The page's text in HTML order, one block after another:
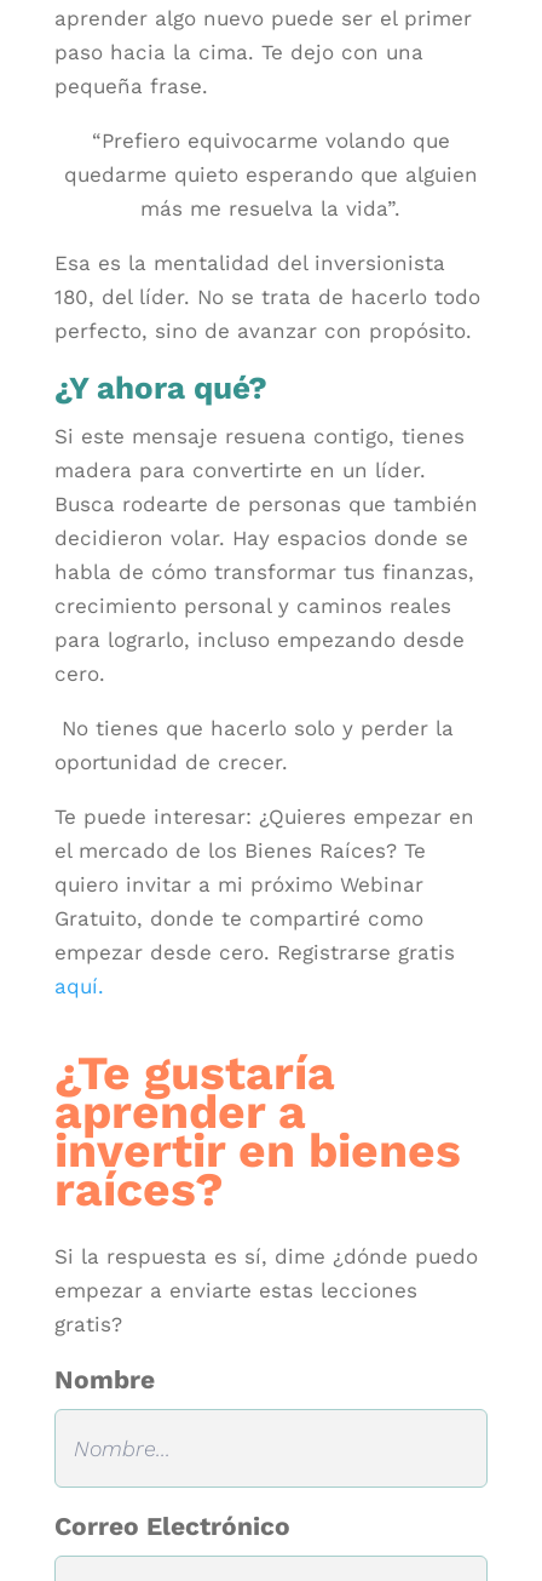
aprender algo nuevo puede ser el primer
paso hacia la cima. Te dejo con una
pequeña frase.
“Prefiero equivocarme volando que
quedarme quieto esperando que alguien
más me resuelva la vida”.
Esa es la mentalidad del inversionista
180, del líder. No se trata de hacerlo todo
perfecto, sino de avanzar con propósito.
¿Y ahora qué?
Si este mensaje resuena contigo, tienes
madera para convertirte en un líder.
Busca rodearte de personas que también
decidieron volar. Hay espacios donde se
habla de cómo transformar tus finanzas,
crecimiento personal y caminos reales
para lograrlo, incluso empezando desde
cero.
No tienes que hacerlo solo y perder la
oportunidad de crecer.
Te puede interesar: ¿Quieres empezar en
el mercado de los Bienes Raíces? Te
quiero invitar a mi próximo Webinar
Gratuito, donde te compartiré como
empezar desde cero. Registrarse gratis
aquí.
¿Te gustaría
aprender a
invertir en bienes
raíces?
Si la respuesta es sí, dime ¿dónde puedo
empezar a enviarte estas lecciones
gratis?
Nombre
Correo Electrónico